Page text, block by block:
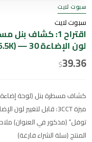
سبوت لايت
سبوت لايت
لون الإضاءة 3CCT (3K / 4K / 6.5K) — 30 توفل
$39.36
توفل” (مذكور في العنوان)
المنتج (سلة الشراء فارغة)